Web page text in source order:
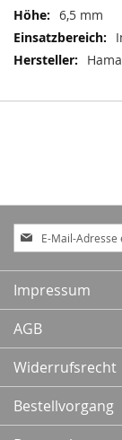
6,5 mm
Anmeldung
zum
Newsletter:
Impressum
AGB
Widerrufsrecht
Bestellvorgang